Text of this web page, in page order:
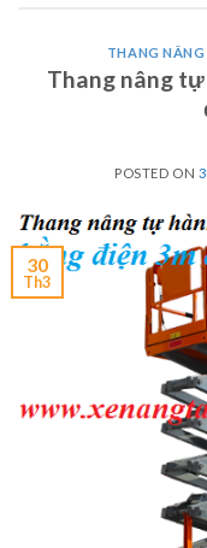
THANG
Thang nâng
POSTED ON
30
Th3